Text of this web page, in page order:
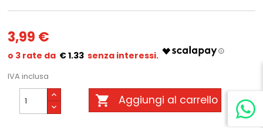
3,99 €
€ 1.33
IVA inclusa
 Aggiungi al carrello